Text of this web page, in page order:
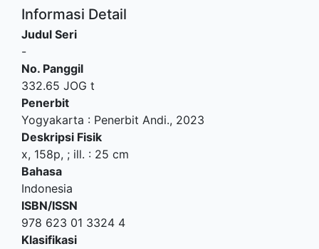
Informasi Detail
Judul Seri
-
No. Panggil
332.65 JOG t
Penerbit
Yogyakarta : Penerbit Andi., 2023
Deskripsi Fisik
x, 158p, ; ill. : 25 cm
Bahasa
Indonesia
ISBN/ISSN
978 623 01 3324 4
Klasifikasi